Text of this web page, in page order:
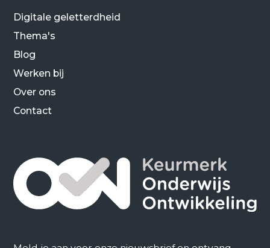
Digitale geletterdheid
Thema's
Blog
Werken bij
Over ons
Contact